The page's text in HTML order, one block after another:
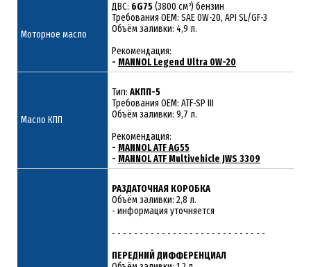
Моторное масло
ДВС: 6G75(3800 см³) бензин
Требования ОЕМ: SAE 0W-20, API SL/GF-3
Объём заливки: 4,9 л.
Рекомендация:
- MANNOL Legend Ultra 0W-20
Масло КПП
Тип: АКПП-5
Требования OEM: ATF-SP III
Объём заливки: 9,7 л.
Рекомендация:
- MANNOL ATF AG55
- MANNOL ATF Multivehicle JWS 3309
РАЗДАТОЧНАЯ КОРОБКА
Объём заливки: 2,8 л.
- информация уточняется
- - - - - - - - - - - - - - - - - - - - - - - - - - - -
ПЕРЕДНИЙ ДИФФЕРЕНЦИАЛ